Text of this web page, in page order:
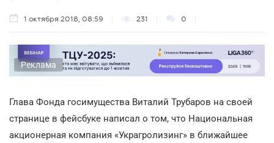
1 октября 2018, 08:59 231 0
Реклама
Глава Фонда госимущества Виталий Трубаров на своей
странице в фейсбуке написал о том, что Национальная
акционерная компания «Украгролизинг» в ближайшее